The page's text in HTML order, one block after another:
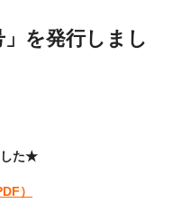
を発行しまし
した★
）